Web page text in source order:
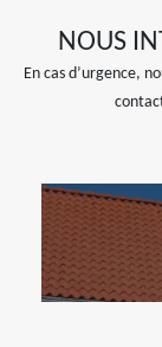
NOUS
En cas d’urgence,